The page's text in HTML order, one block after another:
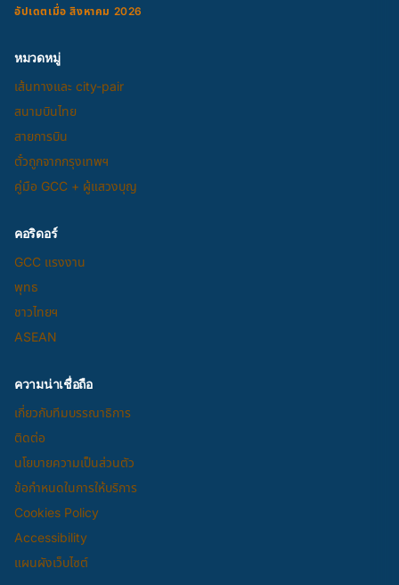
อัปเดตเมื่อ สิงหาคม 2026
หมวดหมู่
เส้นทางและ city-pair
สนามบินไทย
สายการบิน
ตั๋วถูกจากกรุงเทพฯ
คู่มือ GCC + ผู้แสวงบุญ
คอริดอร์
GCC แรงงาน
พุทธ
ชาวไทยฯ
ASEAN
ความน่าเชื่อถือ
เกี่ยวกับทีมบรรณาธิการ
ติดต่อ
นโยบายความเป็นส่วนตัว
ข้อกำหนดในการให้บริการ
Cookies Policy
Accessibility
แผนผังเว็บไซต์